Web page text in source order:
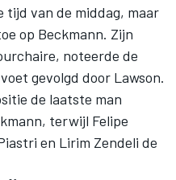
van de middag, maar
op Beckmann. Zijn
noteerde de
gevolgd door Lawson.
de laatste man
terwijl Felipe
en Lirim Zendeli de